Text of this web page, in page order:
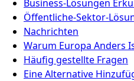
Business-Lösungen
Öffentliche-Sektor-
Nachrichten
Warum Europa Anders
Häufig gestellte Fragen
Eine Alternative